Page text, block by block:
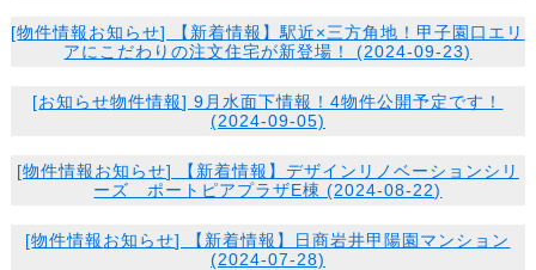
[物件情報お知らせ] 【新着情報】駅近×三方角地！甲子園口エリ
アにこだわりの注文住宅が新登場！ (2024-09-23)
[お知らせ物件情報] 9月水面下情報！4物件公開予定です！
(2024-09-05)
[物件情報お知らせ] 【新着情報】デザインリノベーションシリ
ーズ ポートピアプラザE棟 (2024-08-22)
[物件情報お知らせ] 【新着情報】日商岩井甲陽園マンション
(2024-07-28)